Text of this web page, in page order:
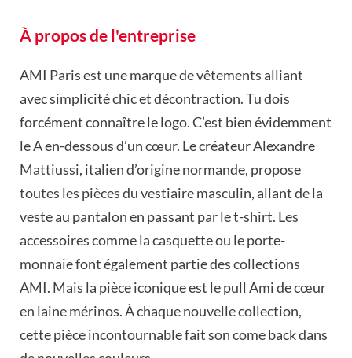
À propos de l'entreprise
AMI Paris est une marque de vêtements alliant
avec simplicité chic et décontraction. Tu dois
forcément connaître le logo. C’est bien évidemment
le A en-dessous d’un cœur. Le créateur Alexandre
Mattiussi, italien d’origine normande, propose
toutes les pièces du vestiaire masculin, allant de la
veste au pantalon en passant par le t-shirt. Les
accessoires comme la casquette ou le porte-
monnaie font également partie des collections
AMI. Mais la pièce iconique est le pull Ami de cœur
en laine mérinos. À chaque nouvelle collection,
cette pièce incontournable fait son come back dans